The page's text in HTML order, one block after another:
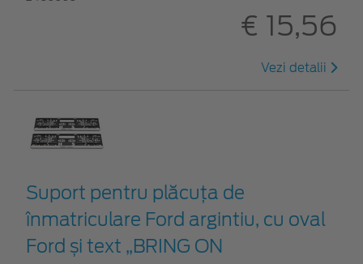
€ 15,56
Vezi detalii
Suport pentru plăcuța de
înmatriculare Ford argintiu, cu oval
Ford și text „BRING ON